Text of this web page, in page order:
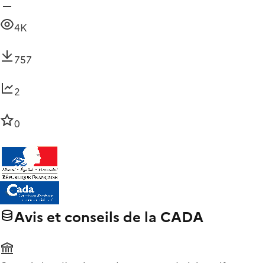
4K
757
2
0
Avis et conseils de la CADA